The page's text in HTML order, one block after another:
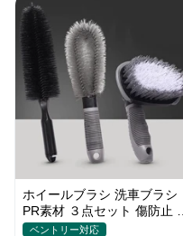
ホイールブラシ 洗車ブラシ
PR素材 ３点セット 傷防止 カ
ーウォッシュ プロ仕様
ベントリー対応